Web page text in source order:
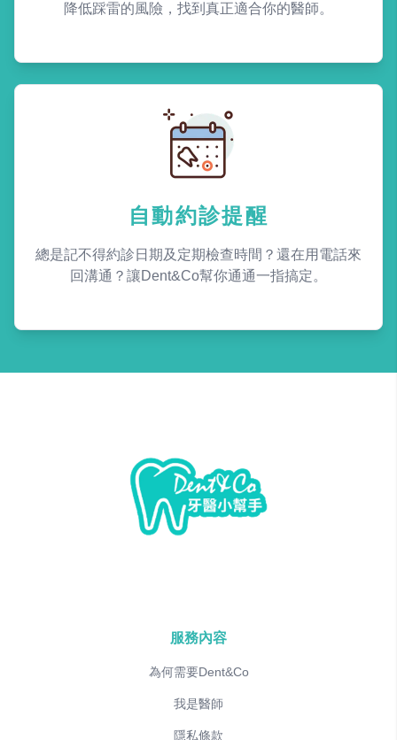
降低踩雷的風險，找到真正適合你的醫師。
自動約診提醒
總是記不得約診日期及定期檢查時間？還在用電話來
回溝通？讓Dent&Co幫你通通一指搞定。
服務內容
為何需要Dent&Co
我是醫師
隱私條款